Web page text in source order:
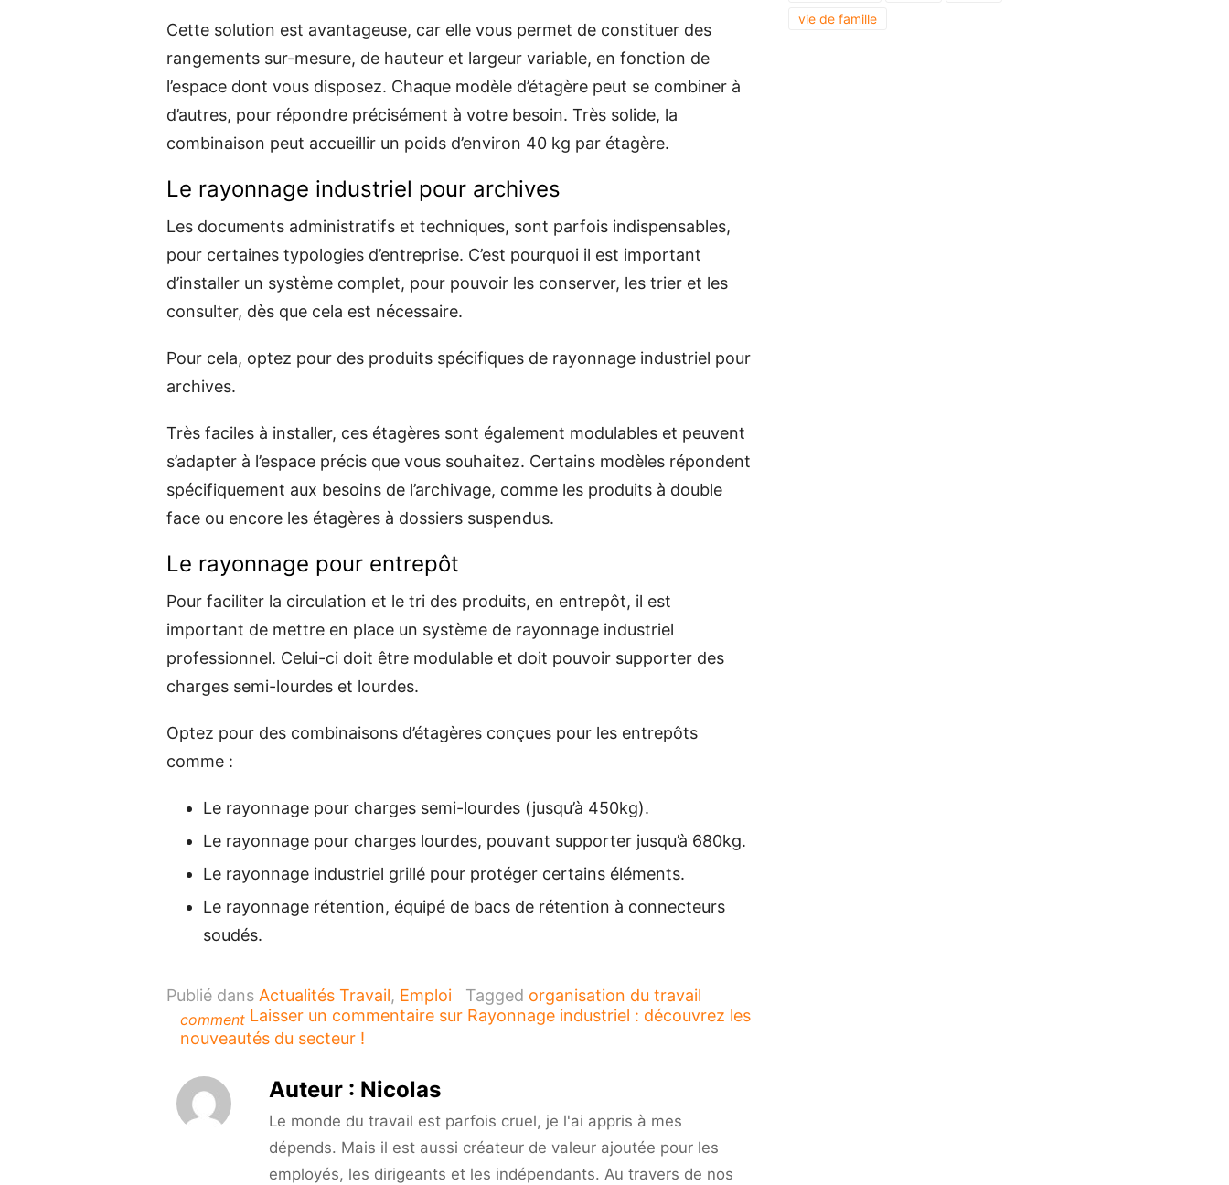
Cette solution est avantageuse, car elle vous permet de constituer des
rangements sur-mesure, de hauteur et largeur variable, en fonction de
l’espace dont vous disposez. Chaque modèle d’étagère peut se combiner à
d’autres, pour répondre précisément à votre besoin. Très solide, la
combinaison peut accueillir un poids d’environ 40 kg par étagère.
Le rayonnage industriel pour archives
Les documents administratifs et techniques, sont parfois indispensables,
pour certaines typologies d’entreprise. C’est pourquoi il est important
d’installer un système complet, pour pouvoir les conserver, les trier et les
consulter, dès que cela est nécessaire.
Pour cela, optez pour des produits spécifiques de rayonnage industriel pour
archives.
Très faciles à installer, ces étagères sont également modulables et peuvent
s’adapter à l’espace précis que vous souhaitez. Certains modèles répondent
spécifiquement aux besoins de l’archivage, comme les produits à double
face ou encore les étagères à dossiers suspendus.
Le rayonnage pour entrepôt
Pour faciliter la circulation et le tri des produits, en entrepôt, il est
important de mettre en place un système de rayonnage industriel
professionnel. Celui-ci doit être modulable et doit pouvoir supporter des
charges semi-lourdes et lourdes.
Optez pour des combinaisons d’étagères conçues pour les entrepôts
comme :
Le rayonnage pour charges semi-lourdes (jusqu’à 450kg).
Le rayonnage pour charges lourdes, pouvant supporter jusqu’à 680kg.
Le rayonnage industriel grillé pour protéger certains éléments.
Le rayonnage rétention, équipé de bacs de rétention à connecteurs
soudés.
Publié dans Actualités Travail, Emploi Tagged organisation du travail
comment Laisser un commentaire sur Rayonnage industriel : découvrez les
nouveautés du secteur !
Auteur : Nicolas
Le monde du travail est parfois cruel, je l'ai appris à mes
dépends. Mais il est aussi créateur de valeur ajoutée pour les
employés, les dirigeants et les indépendants. Au travers de nos
vie de famille